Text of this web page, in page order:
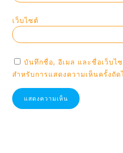
เว็บไซต์
บันทึกชื่อ, อีเมล และชื่อเว็บไ
สำหรับการแสดงความเห็นครั้งถัด